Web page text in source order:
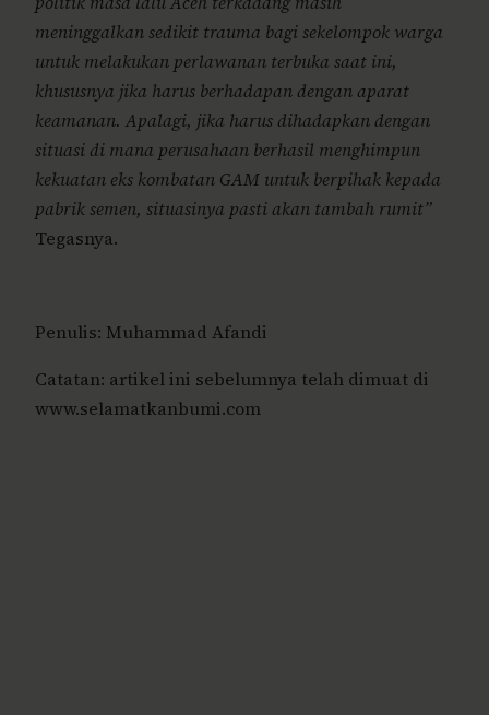
meninggalkan sedikit trauma bagi sekelompok warga
untuk melakukan perlawanan terbuka saat ini,
khususnya jika harus berhadapan dengan aparat
keamanan. Apalagi, jika harus dihadapkan dengan
situasi di mana perusahaan berhasil menghimpun
kekuatan eks kombatan GAM untuk berpihak kepada
pabrik semen, situasinya pasti akan tambah rumit”
Tegasnya.
Penulis: Muhammad Afandi
Catatan: artikel ini sebelumnya telah dimuat di
www.selamatkanbumi.com